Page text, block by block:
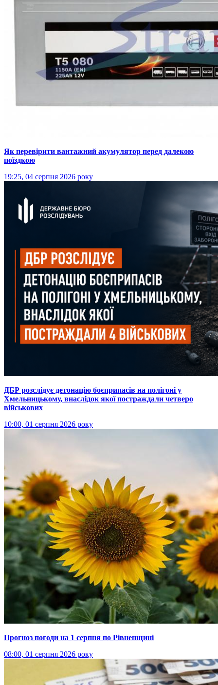
Як перевірити вантажний акумулятор перед далекою
поїздкою
19:25, 04 серпня 2026 року
ДБР розслідує детонацію боєприпасів на полігоні у
Хмельницькому, внаслідок якої постраждали четверо
військових
10:00, 01 серпня 2026 року
Прогноз погоди на 1 серпня по Рівненщині
08:00, 01 серпня 2026 року